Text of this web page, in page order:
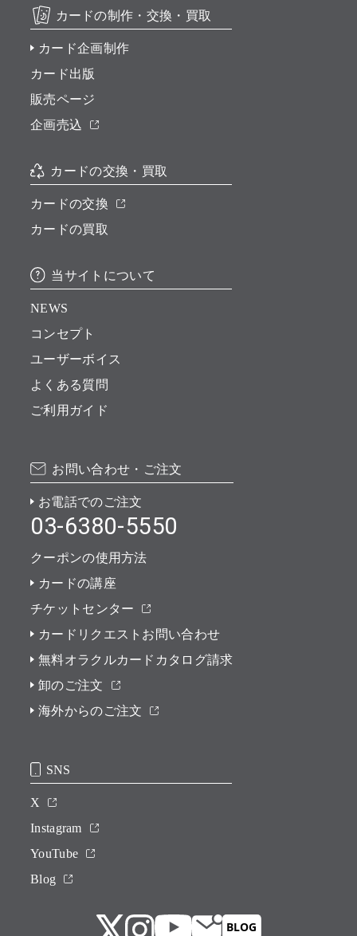
カードの制作・交換・買取
カード企画制作
カード出版
販売ページ
企画売込
カードの交換・買取
カードの交換
カードの買取
当サイトについて
NEWS
コンセプト
ユーザーボイス
よくある質問
ご利用ガイド
お問い合わせ・ご注文
お電話でのご注文
03-6380-5550
クーポンの使用方法
カードの講座
チケットセンター
カードリクエストお問い合わせ
無料オラクルカードカタログ請求
卸のご注文
海外からのご注文
SNS
X
Instagram
YouTube
Blog